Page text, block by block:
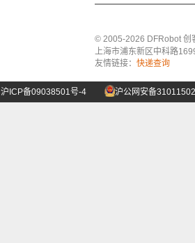
© 2005-2026 DFRobot 创
上海市浦东新区中科路
友情链接： 快递查询
沪ICP备09038501号-4 沪公网安备